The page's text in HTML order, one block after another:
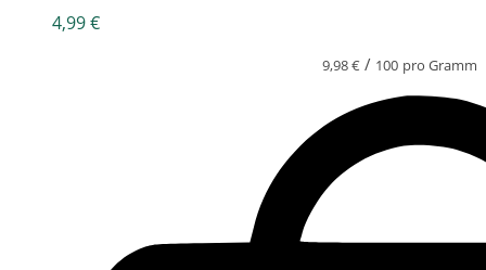
4,99€
9,98€ / 100 pro Gramm